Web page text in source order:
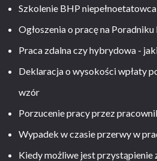
Szkolenie BHP
Ogłoszenia o pracę na
Praca zdalna czy hybrydowa -
Deklaracja o wysokości wpłaty
wzór
Porzucenie pracy przez
Wypadek w czasie przerwy w
Kiedy możliwe jest przystąpienie